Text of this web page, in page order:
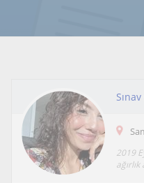
2019